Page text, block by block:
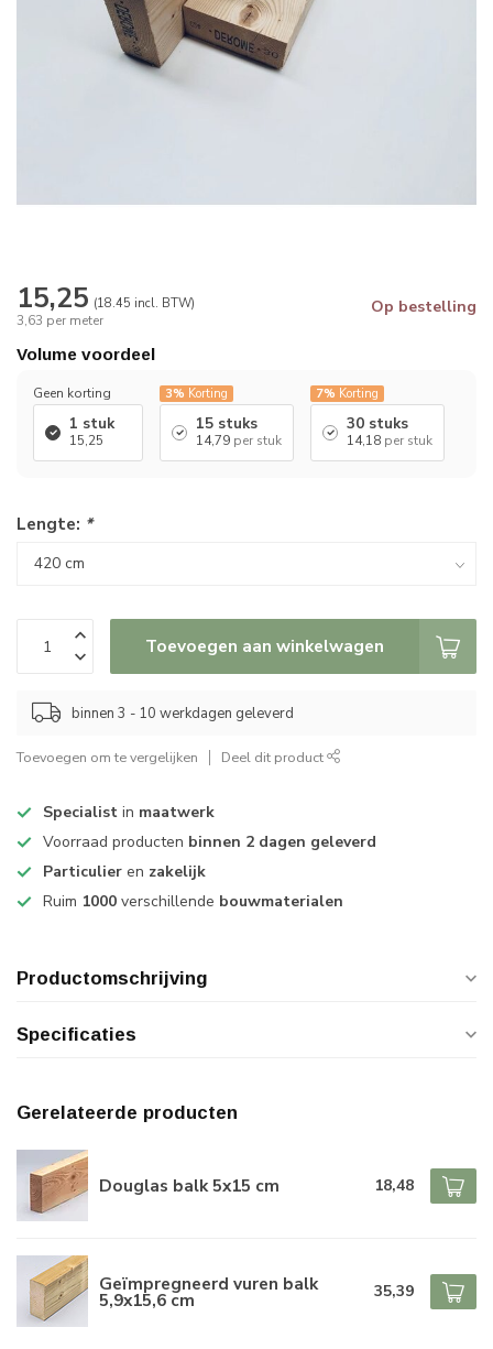
15,25 (18.45 incl. BTW)
3,63 per meter
Op bestelling
Volume voordeel
Geen korting
1 stuk
15,25
3% Korting
15 stuks
14,79 per stuk
7% Korting
30 stuks
14,18 per stuk
Lengte: *
Toevoegen aan winkelwagen
binnen 3 - 10 werkdagen geleverd
Toevoegen om te vergelijken Deel dit product
Specialist in maatwerk
Voorraad producten binnen 2 dagen geleverd
Particulier en zakelijk
Ruim 1000 verschillende bouwmaterialen
Productomschrijving
Specificaties
Gerelateerde producten
Douglas balk 5x15 cm 18,48
Geïmpregneerd vuren balk
5,9x15,6 cm 35,39